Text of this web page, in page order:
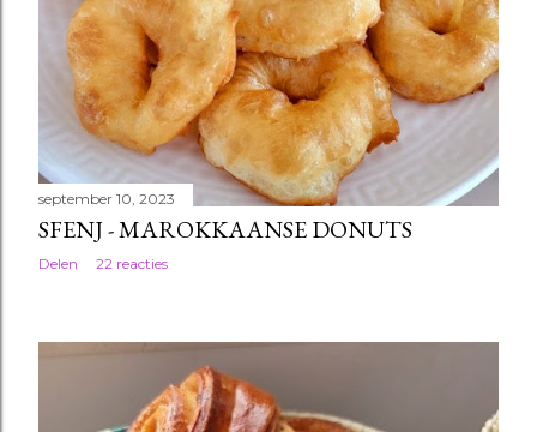
september 10, 2023
SFENJ - MAROKKAANSE DONUTS
Delen 22 reacties